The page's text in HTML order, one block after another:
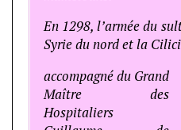
En 1298, l’armée du
Syrie du nord et la
accompagné du Grand
Maître des
Hospitaliers